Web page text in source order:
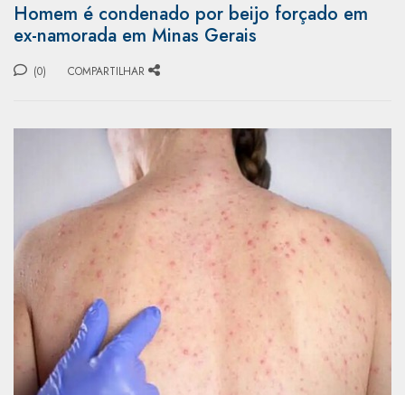
Homem é condenado por beijo forçado em
ex-namorada em Minas Gerais
(0) COMPARTILHAR